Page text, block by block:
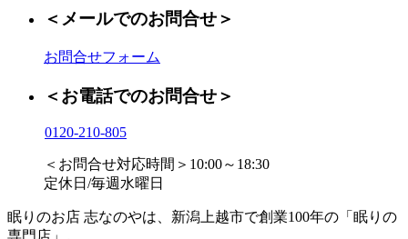
＜メールでのお問合せ＞
お問合せフォーム
＜お電話でのお問合せ＞
0120-210-805
＜お問合せ対応時間＞10:00～18:30
定休日/毎週水曜日
眠りのお店 志なのやは、新潟上越市で創業100年の「眠りの